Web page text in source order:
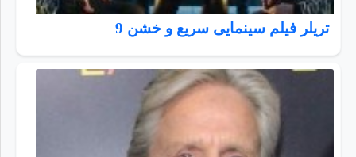
تریلر فیلم سینمایی سریع و خشن 9